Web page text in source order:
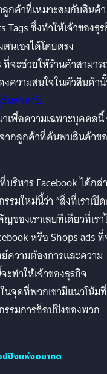
กค้าที่เหมาะสมกับสินค้า
ซึ่งทำให้เจ้าของธุ
นเองได้โดยตรง
จะช่วยให้ร้านค้าสามาร
ความสนใจในตัวสินค้า
นสำหรับ
เพื่อความเฉพาะบุคคลนี้
ากลูกค้าที่ค้นพบสินค้าข
บริหาร Facebook ได้กล่
มใหม่นี้ว่า “สิ่งที่เราเปิ
องเราเลยทีเดียวที่เรา
หรือ Shops ads
วามต้องการและความ
ทำให้เจ้าของธุรกิจ
นจุดที่พวกเขามีแนวโน้มที่
รมการช็อปปิงของพวก
ปปิงแห่งอนาคต